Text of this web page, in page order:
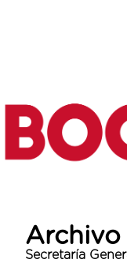
Secretaría